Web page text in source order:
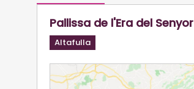
Pallissa de l'Era del Senyor
Altafulla